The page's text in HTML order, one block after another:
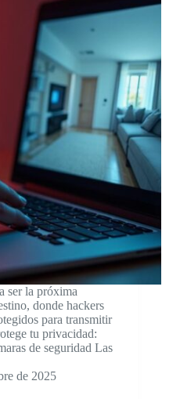
ser la próxima
donde hackers
para transmitir
tu privacidad:
de seguridad Las
de 2025